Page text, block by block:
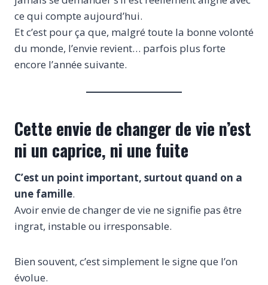
ce qui compte aujourd’hui.
Et c’est pour ça que, malgré toute la bonne volonté
du monde, l’envie revient… parfois plus forte
encore l’année suivante.
Cette envie de changer de vie n’est
ni un caprice, ni une fuite
C’est un point important, surtout quand on a
une famille.
Avoir envie de changer de vie ne signifie pas être
ingrat, instable ou irresponsable.
Bien souvent, c’est simplement le signe que l’on
évolue.